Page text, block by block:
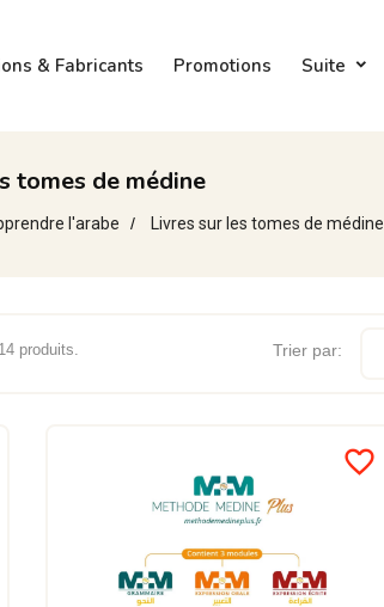
& Fabricants Promotions Suite
tomes de médine
l'arabe Livres sur les tomes de médine
produits. Trier par:
favorite_border